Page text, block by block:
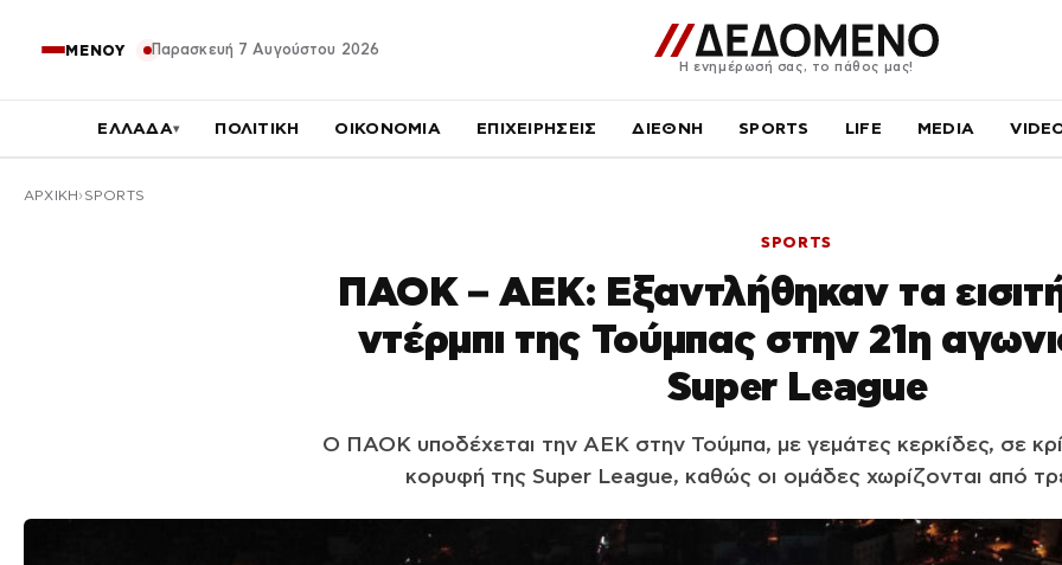
ΜΕΝΟΥ Παρασκευή 7 Αυγούστου 2026
Η ενημέρωσή σας, το πάθος μας!
ΕΛΛΑΔΑ▾ ΠΟΛΙΤΙΚΗ ΟΙΚΟΝΟΜΙΑ ΕΠΙΧΕΙΡΗΣΕΙΣ ΔΙΕΘΝΗ SPORTS LIFE MEDIA
ΑΡΧΙΚΉ SPORTS
SPORTS
ΠΑΟΚ – ΑΕΚ: Εξαντλήθηκαν τα
ντέρμπι της Τούμπας στην 21η
Super League
Ο ΠΑΟΚ υποδέχεται την ΑΕΚ στην Τούμπα, με γεμάτες κερκίδες, σε
κορυφή της Super League, καθώς οι ομάδες χωρίζονται από